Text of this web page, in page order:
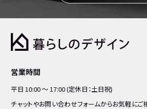
営業時間
平日 10:00 ～ 17:00 (定休日：土日祝)
チャットやお問い合わせフォームからお気軽にご